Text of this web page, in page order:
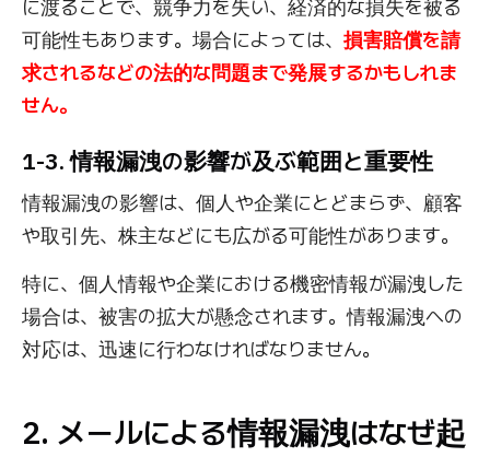
に渡ることで、競争力を失い、経済的な損失を被る
可能性もあります。場合によっては、 損害賠償を請
求されるなどの法的な問題まで発展するかもしれま
せん。
1-3. 情報漏洩の影響が及ぶ範囲と重要性
情報漏洩の影響は、個人や企業にとどまらず、顧客
や取引先、株主などにも広がる可能性があります。
特に、個人情報や企業における機密情報が漏洩した
場合は、被害の拡大が懸念されます。情報漏洩への
対応は、迅速に行わなければなりません。
2. メールによる情報漏洩はなぜ起